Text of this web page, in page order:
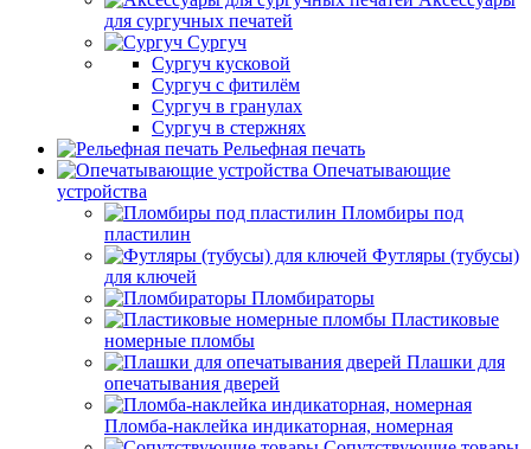
для сургучных печатей
Сургуч
Сургуч кусковой
Сургуч с фитилём
Сургуч в гранулах
Сургуч в стержнях
Рельефная печать
Опечатывающие
устройства
Пломбиры под
пластилин
Футляры (тубусы)
для ключей
Пломбираторы
Пластиковые
номерные пломбы
Плашки для
опечатывания дверей
Пломба-наклейка индикаторная, номерная